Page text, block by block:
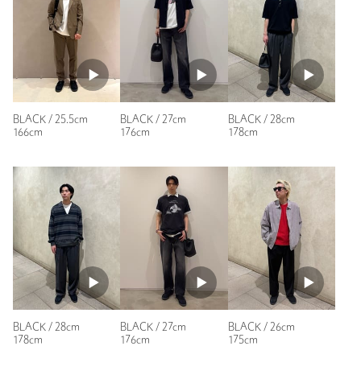
商品番号 1431-4-000395
BLACK / 25.5cm
166cm
BLACK / 27cm
176cm
BLACK / 28cm
178cm
BLACK / 28cm
178cm
BLACK / 27cm
176cm
BLACK / 26cm
175cm